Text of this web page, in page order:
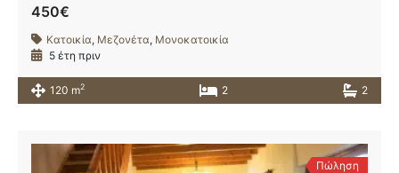
450€
Κατοικία, Μεζονέτα, Μονοκατοικία
5 έτη πριν
120 m2 2 2
Πώληση